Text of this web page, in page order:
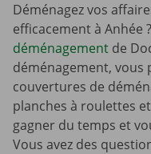
Déménagez vos
efficacement à Anhée
déménagement de
déménagement, vous
couvertures de
planches à roulettes
gagner du temps et
Vous avez des